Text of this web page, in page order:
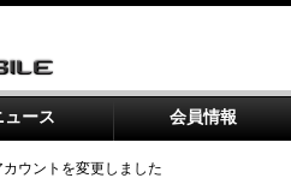
ュース 会員情報
ウントを変更しました